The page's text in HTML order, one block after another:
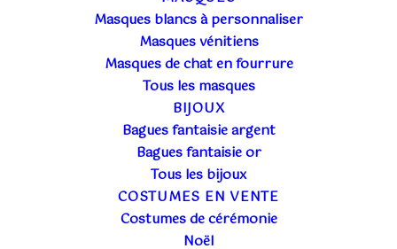
Masques blancs à personnaliser
Masques vénitiens
Masques de chat en fourrure
Tous les masques
BIJOUX
Bagues fantaisie argent
Bagues fantaisie or
Tous les bijoux
COSTUMES EN VENTE
Costumes de cérémonie
Noël